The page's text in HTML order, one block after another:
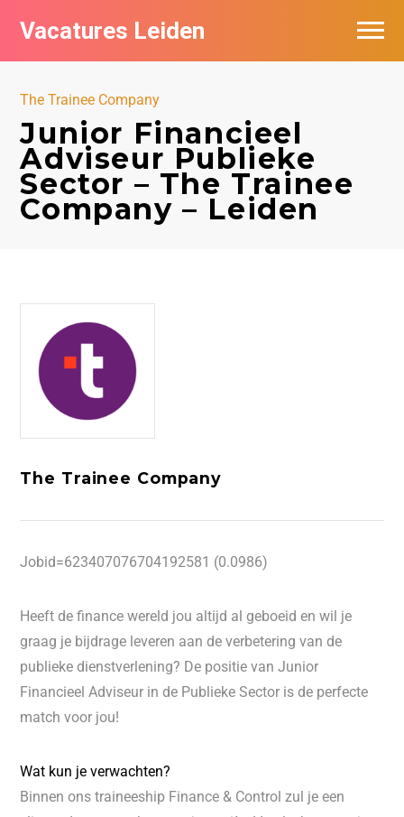
Vacatures Leiden
The Trainee Company
Junior Financieel
Adviseur Publieke
Sector – The Trainee
Company – Leiden
The Trainee Company
Jobid=623407076704192581 (0.0986)
Heeft de finance wereld jou altijd al geboeid en wil je
graag je bijdrage leveren aan de verbetering van de
publieke dienstverlening? De positie van Junior
Financieel Adviseur in de Publieke Sector is de perfecte
match voor jou!
Wat kun je verwachten?
Binnen ons traineeship Finance & Control zul je een
Vacatures per bedrijf
De populairste vacatures in Leiden
Nieuwsbrief feed